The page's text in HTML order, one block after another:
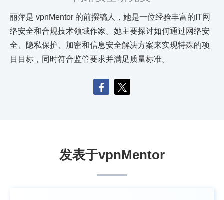
丽萍是 vpnMentor 的前撰稿人，她是一位经验丰富的IT网
络安全和合规技术领域作家。她主要探讨如何通过网络安
全、隐私保护、加密和信息安全解决方案来实现特殊的项
目目标，同时符合监管要求并满足质量标准。
发表于vpnMentor